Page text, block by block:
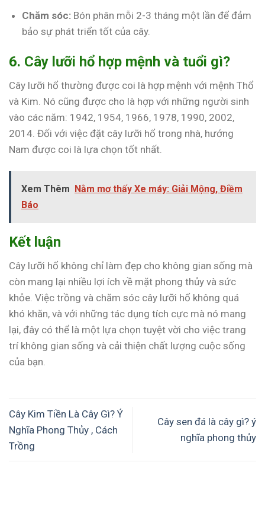
Chăm sóc: Bón phân mỗi 2-3 tháng một lần để đảm
bảo sự phát triển tốt của cây.
6. Cây lưỡi hổ hợp mệnh và tuổi gì?
Cây lưỡi hổ thường được coi là hợp mệnh với mệnh Thổ
và Kim. Nó cũng được cho là hợp với những người sinh
vào các năm: 1942, 1954, 1966, 1978, 1990, 2002,
2014. Đối với việc đặt cây lưỡi hổ trong nhà, hướng
Nam được coi là lựa chọn tốt nhất.
Xem Thêm
Nằm mơ thấy Xe máy: Giải Mộng, Điềm
Báo
Kết luận
Cây lưỡi hổ không chỉ làm đẹp cho không gian sống mà
còn mang lại nhiều lợi ích về mặt phong thủy và sức
khỏe. Việc trồng và chăm sóc cây lưỡi hổ không quá
khó khăn, và với những tác dụng tích cực mà nó mang
lại, đây có thể là một lựa chọn tuyệt vời cho việc trang
trí không gian sống và cải thiện chất lượng cuộc sống
của bạn.
Cây Kim Tiền Là Cây Gì? Ý
Nghĩa Phong Thủy , Cách
Trồng
Cây sen đá là cây gì? ý
nghĩa phong thủy